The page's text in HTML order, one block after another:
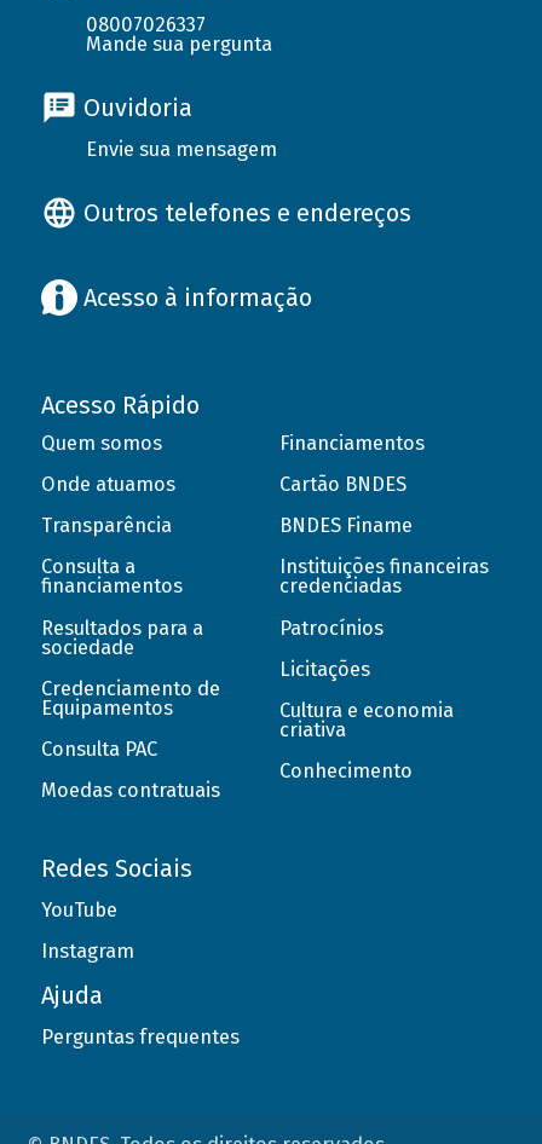
08007026337
Mande sua pergunta
Ouvidoria
Envie sua mensagem
Outros telefones e endereços
Acesso à informação
Acesso Rápido
Quem somos
Onde atuamos
Transparência
Consulta a
financiamentos
Resultados para a
sociedade
Credenciamento de
Equipamentos
Consulta PAC
Moedas contratuais
Financiamentos
Cartão BNDES
BNDES Finame
Instituições financeiras
credenciadas
Patrocínios
Licitações
Cultura e economia
criativa
Conhecimento
Redes Sociais
YouTube
Instagram
Ajuda
Perguntas frequentes